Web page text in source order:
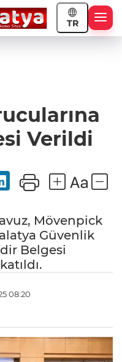
TR
Verildi
Mövenpick
Güvenlik
Belgesi
08:20